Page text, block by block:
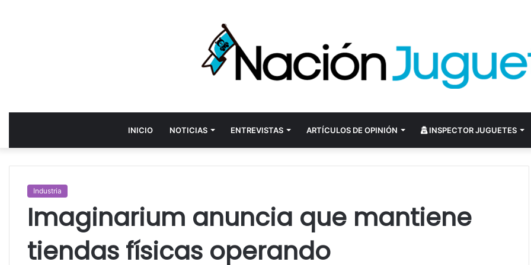
INICIO NOTICIAS ENTREVISTAS ARTÍCULOS DE OPINIÓN INSPECTOR JUGUETES
Industria
Imaginarium anuncia que mantiene
tiendas físicas operando